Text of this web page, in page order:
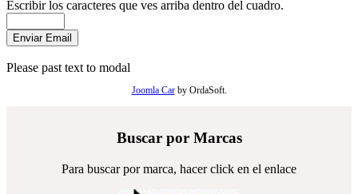
Escribir los caracteres que ves arriba dentro del cuadro.
Please past text to modal
Joomla Carby OrdaSoft.
Buscar por Marcas
Para buscar por marca, hacer click en el enlace